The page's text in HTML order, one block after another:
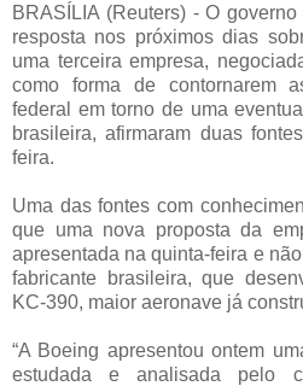
BRASÍLIA (Reuters) - O
resposta nos próximos dias
uma terceira empresa,
como forma de contornarem
federal em torno de uma
brasileira, afirmaram duas
feira.
Uma das fontes com
que uma nova proposta da
apresentada na quinta-feira e
fabricante brasileira, que
KC-390, maior aeronave já
“A Boeing apresentou ontem
estudada e analisada pelo